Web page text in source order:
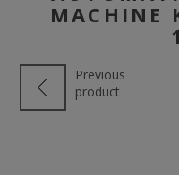
MACHINE
Previous
product